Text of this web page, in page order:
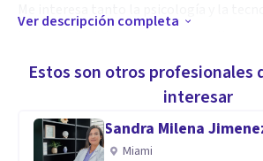
realizar un tratamiento eficaz y
también me interesa la investigación de
de las nuevas tecnologías en psicología y
salud mental.
Ver descripción completa
Estos son otros profesionales
interesar
Sandra Milena
Miami